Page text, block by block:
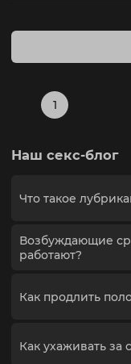
1
Наш секс-блог
Что такое
Возбуждающие
работают?
Как продлить
Как ухаживать за